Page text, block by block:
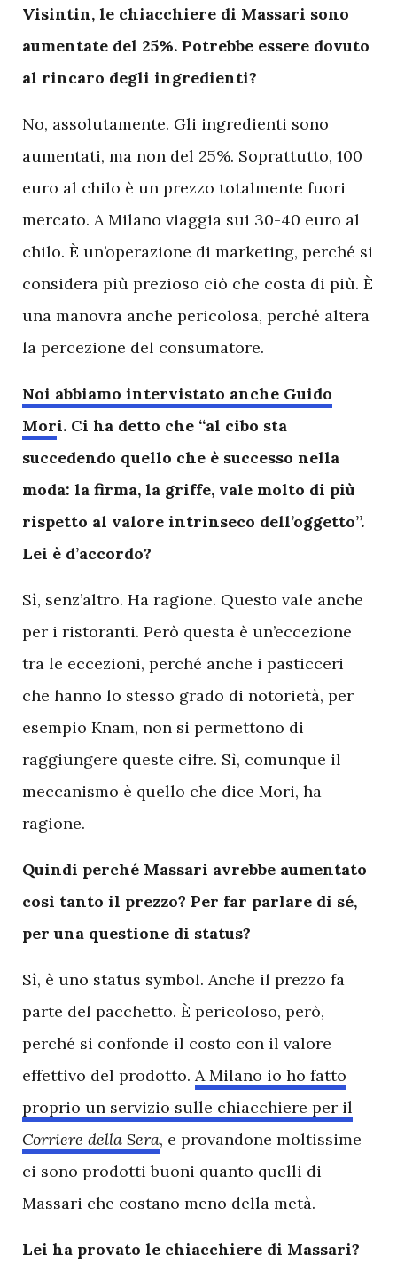
Visintin, le chiacchiere di Massari sono
aumentate del 25%. Potrebbe essere dovuto
al rincaro degli ingredienti?
No, assolutamente. Gli ingredienti sono
aumentati, ma non del 25%. Soprattutto, 100
euro al chilo è un prezzo totalmente fuori
mercato. A Milano viaggia sui 30-40 euro al
chilo. È un’operazione di marketing, perché si
considera più prezioso ciò che costa di più. È
una manovra anche pericolosa, perché altera
la percezione del consumatore.
Noi abbiamo intervistato anche Guido
Mori. Ci ha detto che “al cibo sta
succedendo quello che è successo nella
moda: la firma, la griffe, vale molto di più
rispetto al valore intrinseco dell’oggetto”.
Lei è d’accordo?
Sì, senz’altro. Ha ragione. Questo vale anche
per i ristoranti. Però questa è un’eccezione
tra le eccezioni, perché anche i pasticceri
che hanno lo stesso grado di notorietà, per
esempio Knam, non si permettono di
raggiungere queste cifre. Sì, comunque il
meccanismo è quello che dice Mori, ha
ragione.
Quindi perché Massari avrebbe aumentato
così tanto il prezzo? Per far parlare di sé,
per una questione di status?
Sì, è uno status symbol. Anche il prezzo fa
parte del pacchetto. È pericoloso, però,
perché si confonde il costo con il valore
effettivo del prodotto. A Milano io ho fatto
proprio un servizio sulle chiacchiere per il
Corriere della Sera, e provandone moltissime
ci sono prodotti buoni quanto quelli di
Massari che costano meno della metà.
Lei ha provato le chiacchiere di Massari?